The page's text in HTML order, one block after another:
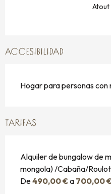
Atout
ACCESIBILIDAD
Hogar para personas
TARIFAS
Alquiler de bungalow de
mongola) /Cabaña/
De490,00 €a 700,00